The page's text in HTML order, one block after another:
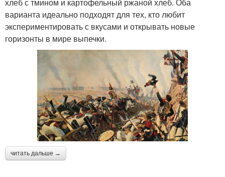
варианта идеально подходят для тех, кто любит
экспериментировать с вкусами и открывать новые
горизонты в мире выпечки.
читать дальше →